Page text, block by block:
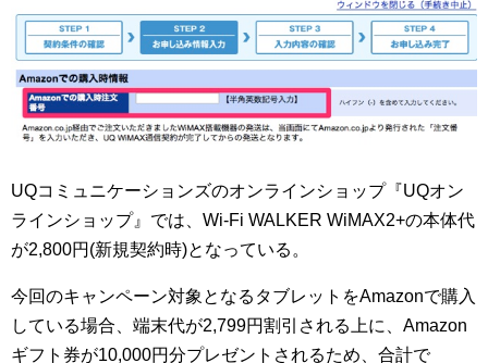
UQコミュニケーションズのオンラインショップ『UQオン
ラインショップ』では、Wi-Fi WALKER WiMAX2+の本体代
が2,800円(新規契約時)となっている。
今回のキャンペーン対象となるタブレットをAmazonで購入
している場合、端末代が2,799円割引される上に、Amazon
ギフト券が10,000円分プレゼントされるため、合計で